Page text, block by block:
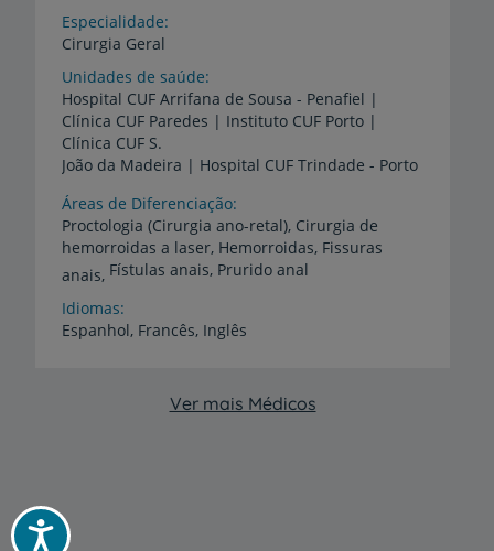
Acessibilidade
Especialidade
Cirurgia Geral
Unidades de saúde
Hospital CUF Arrifana de Sousa - Penafiel |
Clínica CUF Paredes | Instituto CUF Porto |
Clínica CUF S.
João da Madeira | Hospital CUF Trindade - Porto
Áreas de Diferenciação
Proctologia (Cirurgia ano-retal), Cirurgia de
hemorroidas a laser, Hemorroidas, Fissuras
anais, Fístulas anais, Prurido anal
Idiomas
Espanhol, Francês, Inglês
Ver mais Médicos